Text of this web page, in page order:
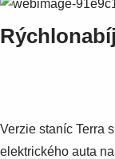
Verzie staníc Terra
elektrického auta